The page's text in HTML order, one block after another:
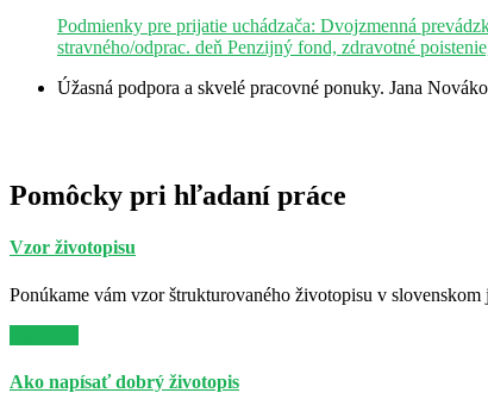
Podmienky pre prijatie uchádzača: Dvojzmenná
stravného/odprac. deň Penzijný fond, zdravotné
Úžasná podpora a skvelé pracovné ponuky. Jana
Pomôcky pri hľadaní práce
Vzor životopisu
Ponúkame vám vzor štrukturovaného životopisu v slovenskom
Ako napísať dobrý životopis